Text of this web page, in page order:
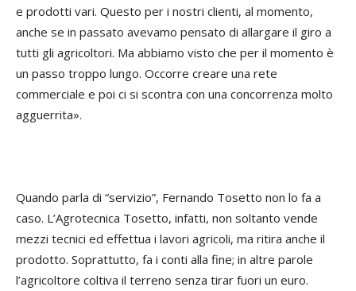
e prodotti vari. Questo per i nostri clienti, al momento,
anche se in passato avevamo pensato di allargare il giro a
tutti gli agricoltori. Ma abbiamo visto che per il momento è
un passo troppo lungo. Occorre creare una rete
commerciale e poi ci si scontra con una concorrenza molto
agguerrita».
Quando parla di “servizio”, Fernando Tosetto non lo fa a
caso. L’Agrotecnica Tosetto, infatti, non soltanto vende
mezzi tecnici ed effettua i lavori agricoli, ma ritira anche il
prodotto. Soprattutto, fa i conti alla fine; in altre parole
l’agricoltore coltiva il terreno senza tirar fuori un euro.